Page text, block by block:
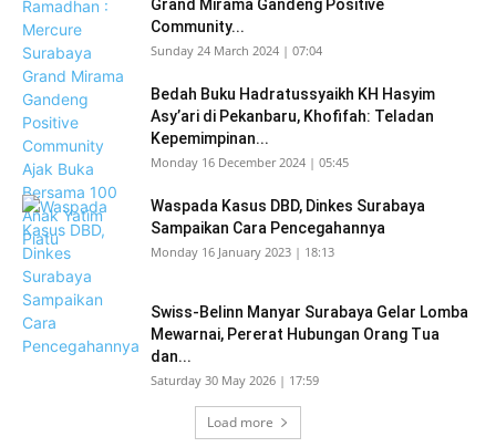
Grand Mirama Gandeng Positive
Community...
Sunday 24 March 2024 | 07:04
Bedah Buku Hadratussyaikh KH Hasyim
Asy’ari di Pekanbaru, Khofifah: Teladan
Kepemimpinan...
Monday 16 December 2024 | 05:45
Waspada Kasus DBD, Dinkes Surabaya
Sampaikan Cara Pencegahannya
Monday 16 January 2023 | 18:13
Swiss-Belinn Manyar Surabaya Gelar Lomba
Mewarnai, Pererat Hubungan Orang Tua
dan...
Saturday 30 May 2026 | 17:59
Load more